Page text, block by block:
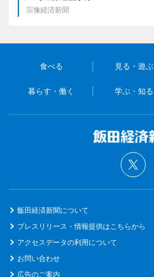
宗像経済新聞
食べる 見る・遊ぶ
暮らす・働く 学ぶ・知る
飯田経済新聞について
プレスリリース・情報提供はこちらから
アクセスデータの利用について
お問い合わせ
広告のご案内